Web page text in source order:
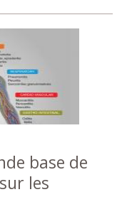
base de
les